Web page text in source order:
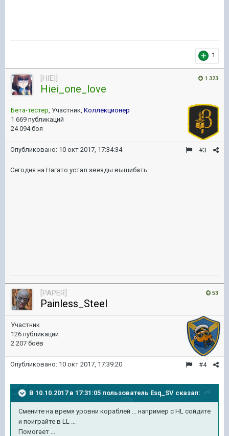
1
1 323
[HIEI]
Hiei_one_love
Бета-тестер, Участник, Коллекционер
1 669 публикаций
24 094 боя
#3
Опубликовано: 10 окт 2017, 17:34:34
Сегодня на Нагато устал звезды вышибать.
53
[PAPER]
Painless_Steel
Участник
126 публикаций
2 207 боёв
#4
Опубликовано: 10 окт 2017, 17:39:20
В 10.10.2017 в 17:31:05 пользователь Esq_SV сказал:
Смените на время уровни кораблей ... например с HL сойдите
и поиграйте в LL ...
Помогает ...